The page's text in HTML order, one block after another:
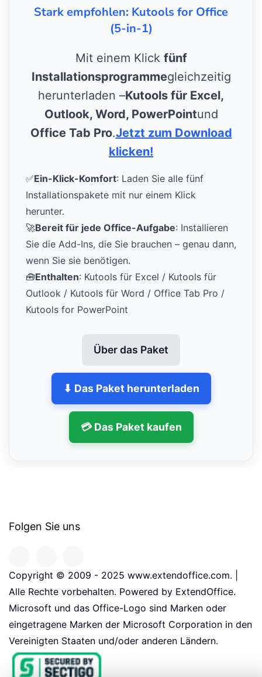
Stark empfohlen: Kutools for Office
(5-in-1)
Mit einem Klick fünf
Installationsprogrammegleichzeitig
herunterladen –Kutools für Excel,
Outlook, Word, PowerPointund
Office Tab Pro.Jetzt zum Download
klicken!
✅Ein-Klick-Komfort: Laden Sie alle fünf
Installationspakete mit nur einem Klick
herunter.
🚀Bereit für jede Office-Aufgabe: Installieren
Sie die Add-Ins, die Sie brauchen – genau dann,
wenn Sie sie benötigen.
🧰Enthalten: Kutools für Excel / Kutools für
Outlook / Kutools für Word / Office Tab Pro /
Kutools for PowerPoint
Über das Paket
⬇ Das Paket herunterladen
💳 Das Paket kaufen
Folgen Sie uns
Copyright © 2009 - 2025 www.extendoffice.com. |
Alle Rechte vorbehalten. Powered by ExtendOffice.
Microsoft und das Office-Logo sind Marken oder
eingetragene Marken der Microsoft Corporation in den
Vereinigten Staaten und/oder anderen Ländern.